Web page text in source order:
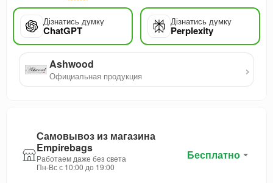
Дізнатись думку
ChatGPT
Дізнатись думку
Perplexity
Ashwood
Официальная продукция ›
Самовывоз из магазина
Empirebags
Работаем даже без света
Пн-Вс с 10:00 до 19:00
Бесплатно